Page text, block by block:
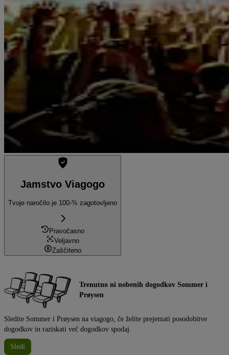
Jamstvo Viagogo
Tvoje naročilo je 100-% zagotovljeno
Pravočasno
Veljavno
Zaščiteno
Trenutno ni nobenih dogodkov Sommer i
Prøysen
Sledite Sommer i Prøysen na viagogo, če želite prejemati posodobitve
dogodkov in raziskati več dogodkov spodaj.
Sledi